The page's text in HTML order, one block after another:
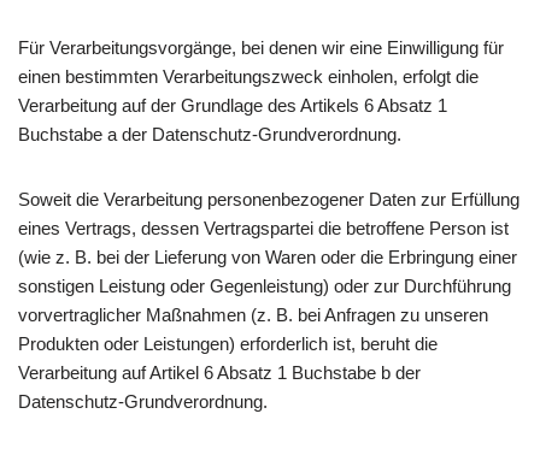
Für Verarbeitungsvorgänge, bei denen wir eine Einwilligung für
einen bestimmten Verarbeitungszweck einholen, erfolgt die
Verarbeitung auf der Grundlage des Artikels 6 Absatz 1
Buchstabe a der Datenschutz-Grundverordnung.
Soweit die Verarbeitung personenbezogener Daten zur Erfüllung
eines Vertrags, dessen Vertragspartei die betroffene Person ist
(wie z. B. bei der Lieferung von Waren oder die Erbringung einer
sonstigen Leistung oder Gegenleistung) oder zur Durchführung
vorvertraglicher Maßnahmen (z. B. bei Anfragen zu unseren
Produkten oder Leistungen) erforderlich ist, beruht die
Verarbeitung auf Artikel 6 Absatz 1 Buchstabe b der
Datenschutz-Grundverordnung.